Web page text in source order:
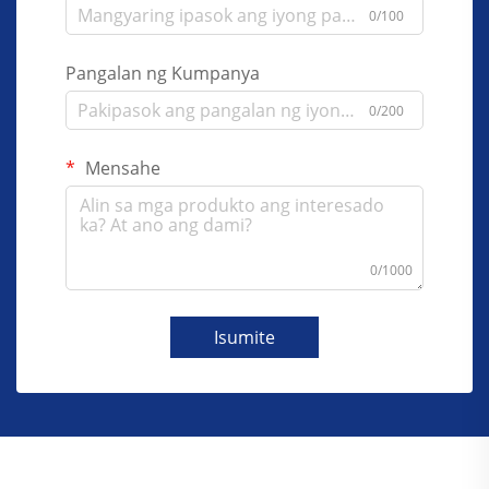
0/100
Pangalan ng Kumpanya
0/200
Mensahe
0/1000
Isumite